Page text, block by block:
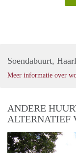
Soendabuurt,
Meer informatie over
ANDERE
ALTERNATIEF